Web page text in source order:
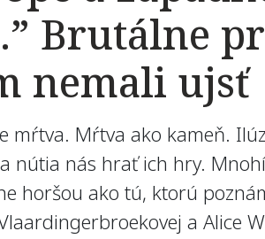
Brutálne
nemali ujsť
mŕtva. Mŕtva ako kameň.
nútia nás hrať ich hry.
horšou ako tú, ktorú
a Alice